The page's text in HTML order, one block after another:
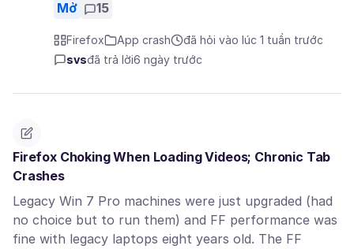
Mở 15
Firefox App crash
đã hỏi vào lúc 1 tuần trước
svsđã trả lời6 ngày trước
Firefox Choking When Loading Videos; Chronic Tab
Crashes
Legacy Win 7 Pro machines were just upgraded (had
no choice but to run them) and FF performance was
fine with legacy laptops eight years old. The FF